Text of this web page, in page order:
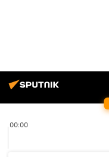
00:00